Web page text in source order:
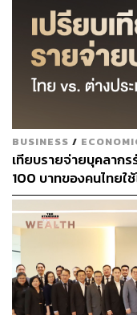
ที
BUSINESS /
เทียบรายจ่ายบุคลาก
100 บาทของคนไทยใ